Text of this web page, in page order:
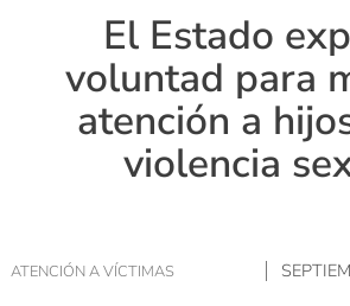
El Estado
voluntad para
atención a
violencia
ATENCIÓN A VÍCTIMAS